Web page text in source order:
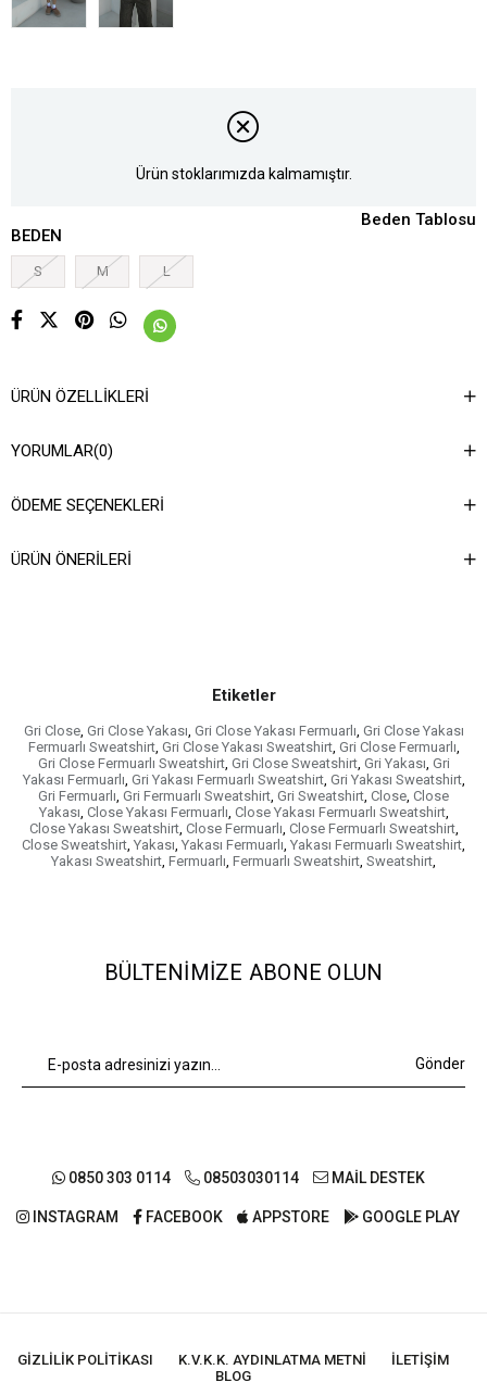
Ürün stoklarımızda kalmamıştır.
BEDEN
S M L
Beden Tablosu
ÜRÜN ÖZELLIKLERI
YORUMLAR(0)
ÖDEME SEÇENEKLERI
ÜRÜN ÖNERILERI
Etiketler
Gri Close, Gri Close Yakası Gri Close Yakası Fermuarlı Gri Close Yakası
Fermuarlı Sweatshirt, Gri Close Yakası Sweatshirt, Gri Close Fermuarlı
Gri Close Fermuarlı Sweatshirt, Gri Close Sweatshirt, Gri Yakası Gri
Yakası Fermuarlı Gri Yakası Fermuarlı Sweatshirt, Gri Yakası Sweatshirt,
Gri Fermuarlı Gri Fermuarlı Sweatshirt Gri Sweatshirt Close Close
Yakası Close Yakası Fermuarlı Close Yakası Fermuarlı Sweatshirt,
Close Yakası Sweatshirt, Close Fermuarlı Close Fermuarlı Sweatshirt,
Close Sweatshirt Yakası Yakası Fermuarlı Yakası Fermuarlı Sweatshirt
Yakası Sweatshirt Fermuarlı Fermuarlı Sweatshirt Sweatshirt
BÜLTENIMIZE ABONE OLUN
Gönder
0850 303 0114 08503030114 MAİL DESTEK
INSTAGRAM FACEBOOK APPSTORE GOOGLE PLAY
GIZLILIK POLITIKASI K.V.K.K. AYDINLATMA METNI
İLETIŞIM
BLOG